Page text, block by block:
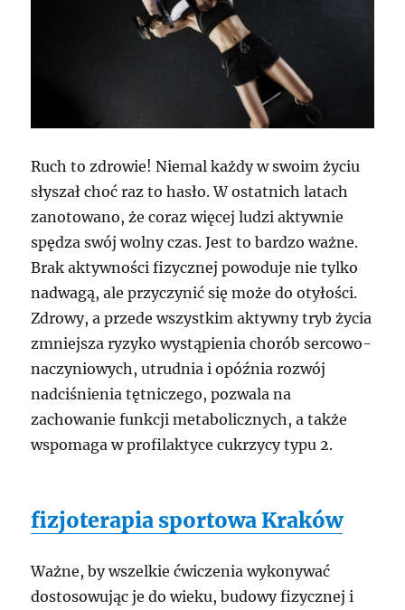
Ruch to zdrowie! Niemal każdy w swoim życiu
słyszał choć raz to hasło. W ostatnich latach
zanotowano, że coraz więcej ludzi aktywnie
spędza swój wolny czas. Jest to bardzo ważne.
Brak aktywności fizycznej powoduje nie tylko
nadwagą, ale przyczynić się może do otyłości.
Zdrowy, a przede wszystkim aktywny tryb życia
zmniejsza ryzyko wystąpienia chorób sercowo-
naczyniowych, utrudnia i opóźnia rozwój
nadciśnienia tętniczego, pozwala na
zachowanie funkcji metabolicznych, a także
wspomaga w profilaktyce cukrzycy typu 2.
fizjoterapia sportowa Kraków
Ważne, by wszelkie ćwiczenia wykonywać
dostosowując je do wieku, budowy fizycznej i